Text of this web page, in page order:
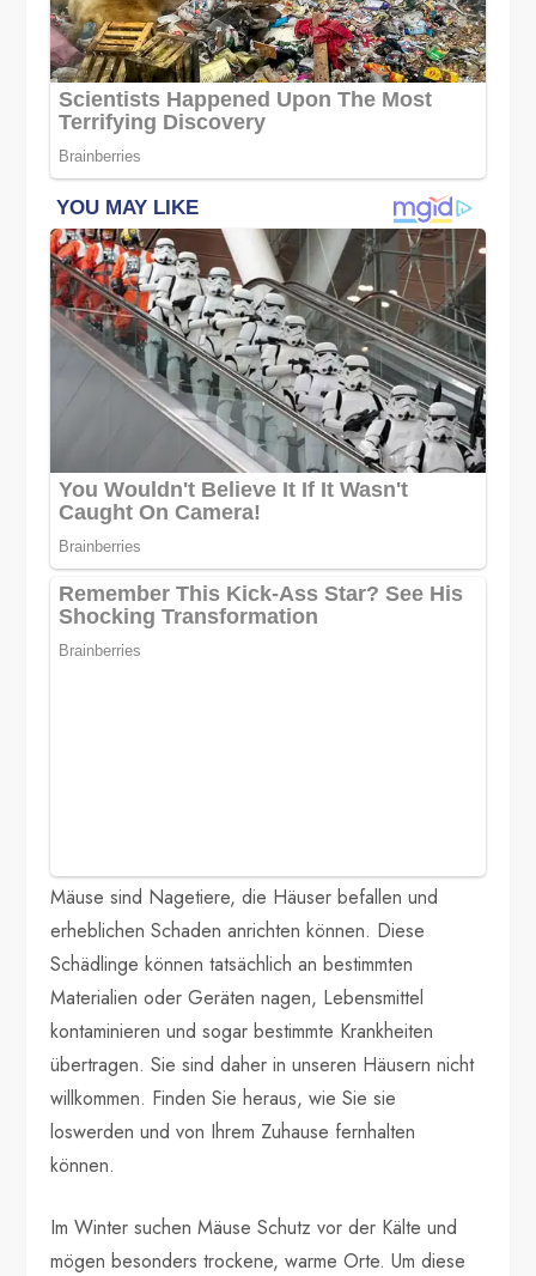
Mäuse sind Nagetiere, die Häuser befallen und
erheblichen Schaden anrichten können. Diese
Schädlinge können tatsächlich an bestimmten
Materialien oder Geräten nagen, Lebensmittel
kontaminieren und sogar bestimmte Krankheiten
übertragen. Sie sind daher in unseren Häusern nicht
willkommen. Finden Sie heraus, wie Sie sie
loswerden und von Ihrem Zuhause fernhalten
können.
Im Winter suchen Mäuse Schutz vor der Kälte und
mögen besonders trockene, warme Orte. Um diese